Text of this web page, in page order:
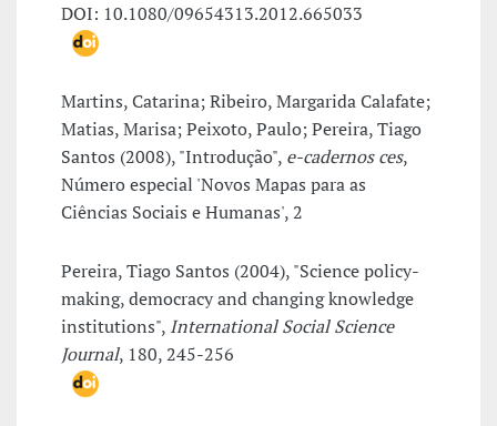
DOI: 10.1080/09654313.2012.665033
Martins, Catarina; Ribeiro, Margarida Calafate;
Matias, Marisa; Peixoto, Paulo; Pereira, Tiago
Santos (2008), "Introdução", e-cadernos ces,
Número especial 'Novos Mapas para as
Ciências Sociais e Humanas', 2
Pereira, Tiago Santos (2004), "Science policy-
making, democracy and changing knowledge
institutions", International Social Science
Journal, 180, 245-256